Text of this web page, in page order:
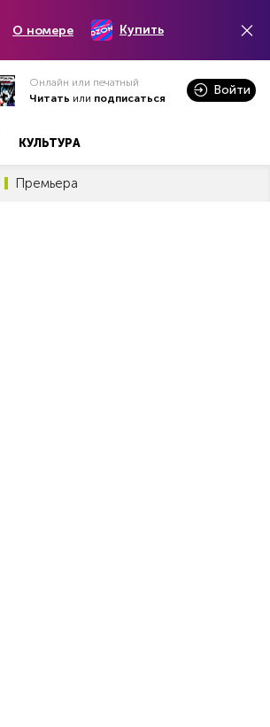
О номере Купить
Онлайн или печатный
Читать или подписаться
Войти
КУЛЬТУРА
Премьера